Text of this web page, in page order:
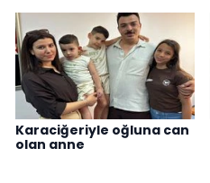
Karaciğeriyle oğluna can
olan anne